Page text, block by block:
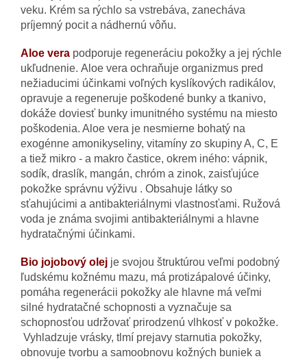
veku. Krém sa rýchlo sa vstrebáva, zanecháva
príjemný pocit a nádhernú vôňu.
Aloe vera podporuje regeneráciu pokožky a jej rýchle
ukľudnenie. Aloe vera ochraňuje organizmus pred
nežiaducimi účinkami voľných kyslíkových radikálov,
opravuje a regeneruje poškodené bunky a tkanivo,
dokáže doviesť bunky imunitného systému na miesto
poškodenia. Aloe vera je nesmierne bohatý na
exogénne amonikyseliny, vitamíny zo skupiny A, C, E
a tiež mikro - a makro častice, okrem iného: vápnik,
sodík, draslík, mangán, chróm a zinok, zaisťujúce
pokožke správnu výživu . Obsahuje látky so
sťahujúcimi a antibakteriálnymi vlastnosťami. Ružová
voda je známa svojimi antibakteriálnymi a hlavne
hydratačnými účinkami.
Bio jojobový olej je svojou štruktúrou veľmi podobný
ľudskému kožnému mazu, má protizápalové účinky,
pomáha regenerácii pokožky ale hlavne má veľmi
silné hydratačné schopnosti a vyznačuje sa
schopnosťou udržovať prirodzenú vlhkosť v pokožke.
Vyhladzuje vrásky, tlmí prejavy starnutia pokožky,
obnovuje tvorbu a samoobnovu kožných buniek a